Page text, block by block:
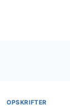
OPSKRIFTER